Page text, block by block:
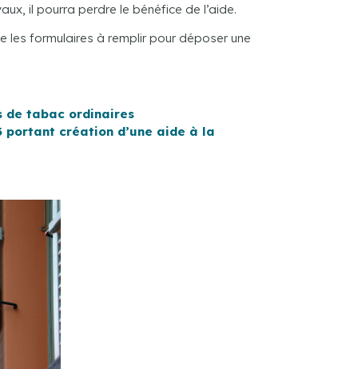
il pourra perdre le bénéfice de l’aide.
les formulaires à remplir pour déposer une
de tabac ordinaires
portant création d’une aide à la